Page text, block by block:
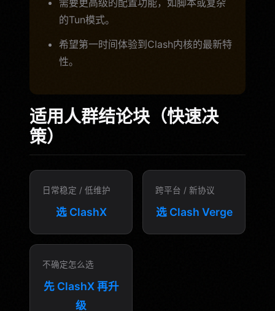
需要更高级的配置功能，如脚本或复杂
的Tun模式。
希望第一时间体验到Clash内核的最新特
性。
适用人群结论块（快速决
策）
日常稳定 / 低维护
选 ClashX
跨平台 / 新协议
选 Clash Verge
不确定怎么选
先 ClashX 再升
级